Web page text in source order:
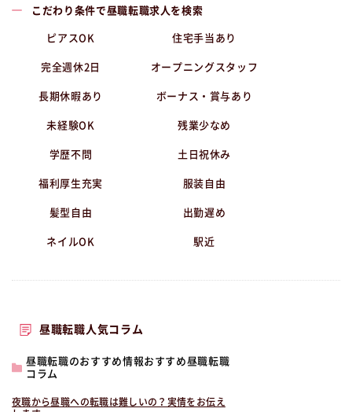
こだわり条件で昼職転職求人を検索
ピアスOK 住宅手当あり
完全週休2日 オープニングスタッフ
長期休暇あり ボーナス・賞与あり
未経験OK 残業少なめ
学歴不問 土日祝休み
福利厚生充実 服装自由
髪型自由 出勤遅め
ネイルOK 駅近
昼職転職人気コラム
昼職転職のおすすめ情報おすすめ昼職転職
コラム
夜職から昼職への転職は難しいの？実情をお伝え